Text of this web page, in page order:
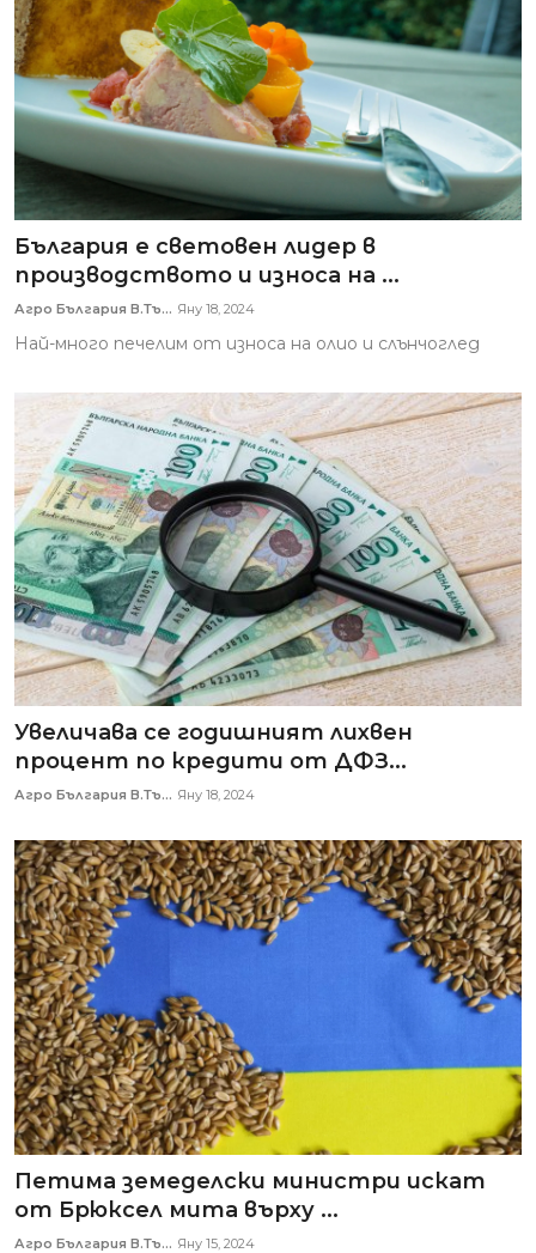
България е световен лидер в
производството и износа на ...
Агро България В.Тъ... Яну 18, 2024
Най-много печелим от износа на олио и слънчоглед
Увеличава се годишният лихвен
процент по кредити от ДФЗ...
Агро България В.Тъ... Яну 18, 2024
Петима земеделски министри искат
от Брюксел мита върху ...
Агро България В.Тъ... Яну 15, 2024